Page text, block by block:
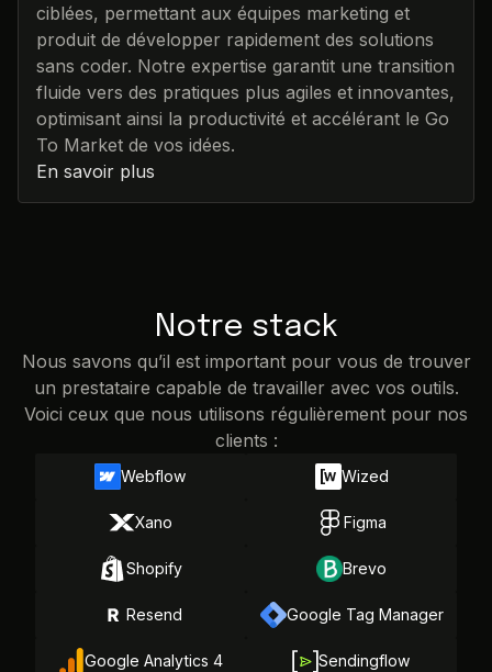
ciblées, permettant aux équipes marketing et
produit de développer rapidement des solutions
sans coder. Notre expertise garantit une transition
fluide vers des pratiques plus agiles et innovantes,
optimisant ainsi la productivité et accélérant le Go
To Market de vos idées.
En savoir plus
Notre stack
Nous savons qu’il est important pour vous de trouver
un prestataire capable de travailler avec vos outils.
Voici ceux que nous utilisons régulièrement pour nos
clients :
Webflow Wized
Xano Figma
Shopify Brevo
Resend Google Tag Manager
Google Analytics 4 Sendingflow